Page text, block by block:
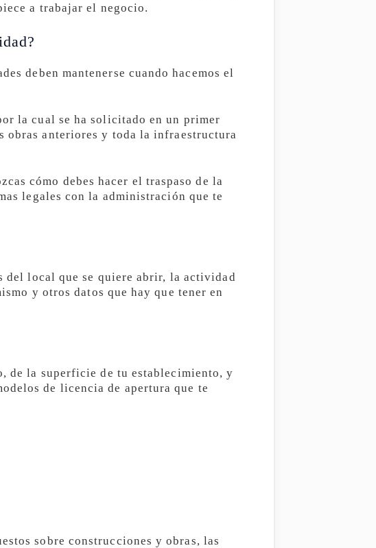
a trabajar el negocio.
deben mantenerse cuando hacemos el
la cual se ha solicitado en un primer
obras anteriores y toda la infraestructura
cómo debes hacer el traspaso de la
legales con la administración que te
del local que se quiere abrir, la actividad
y otros datos que hay que tener en
de la superficie de tu establecimiento, y
de licencia de apertura que te
sobre construcciones y obras, las